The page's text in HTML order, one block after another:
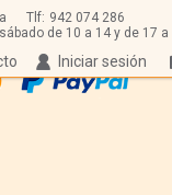
Tlf: 942 074 286
de 10 a 14 y de 17 a
Iniciar sesión